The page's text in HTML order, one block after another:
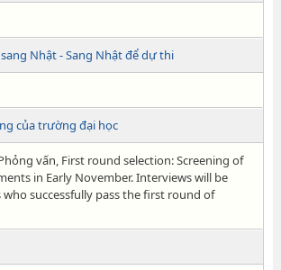
Nhật - Sang Nhật để dự thi
của trường đại học
vấn, First round selection: Screening of
in Early November. Interviews will be
successfully pass the first round of